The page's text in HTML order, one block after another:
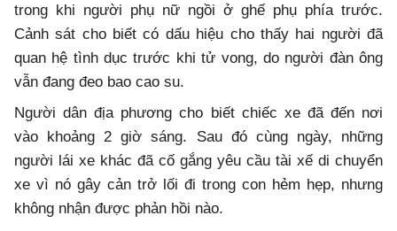
trong khi người phụ nữ ngồi ở ghế phụ phía trước.
Cảnh sát cho biết có dấu hiệu cho thấy hai người đã
quan hệ tình dục trước khi tử vong, do người đàn ông
vẫn đang đeo bao cao su.
Người dân địa phương cho biết chiếc xe đã đến nơi
vào khoảng 2 giờ sáng. Sau đó cùng ngày, những
người lái xe khác đã cố gắng yêu cầu tài xế di chuyển
xe vì nó gây cản trở lối đi trong con hẻm hẹp, nhưng
không nhận được phản hồi nào.